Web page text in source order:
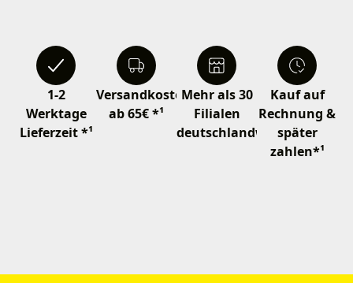
1-2
Werktage
Lieferzeit *¹
Versandkostenfrei
ab 65€ *¹
Mehr als 30
Filialen
deutschlandweit
Kauf auf
Rechnung &
später
zahlen*¹